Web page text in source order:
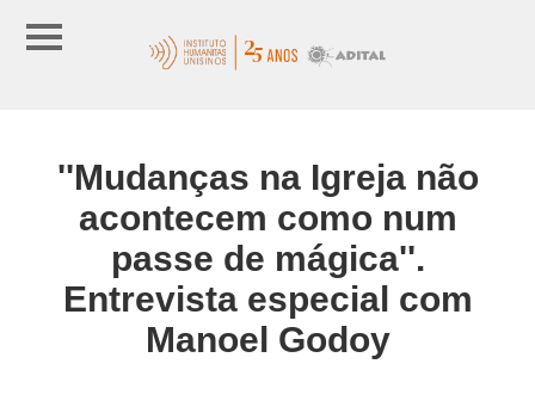
''Mudanças na Igreja não
acontecem como num
passe de mágica''.
Entrevista especial com
Manoel Godoy